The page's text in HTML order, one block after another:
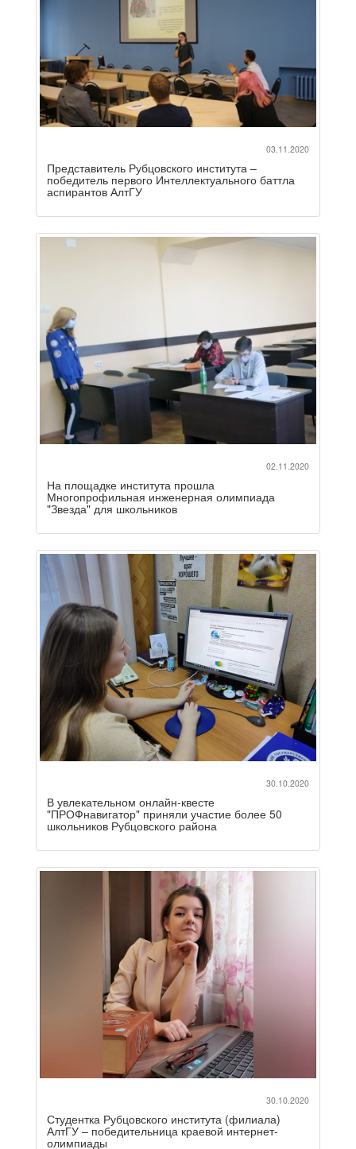
03.11.2020
Представитель Рубцовского института –
победитель первого Интеллектуального баттла
аспирантов АлтГУ
02.11.2020
На площадке института прошла
Многопрофильная инженерная олимпиада
"Звезда" для школьников
30.10.2020
В увлекательном онлайн-квесте
"ПРОФнавигатор" приняли участие более 50
школьников Рубцовского района
30.10.2020
Студентка Рубцовского института (филиала)
АлтГУ – победительница краевой интернет-
олимпиады